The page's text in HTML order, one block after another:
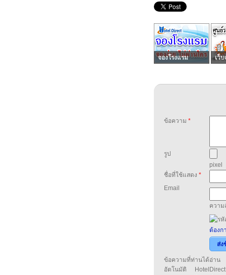
จองโรงแรม เว็บ
ข้อความ *
รูป
pixel
ชื่อที่ใช้แสดง *
Email
ความ
ต้องก
ส่ง
ข้อความที่ท่านได้อ่าน
อัตโนมัติ